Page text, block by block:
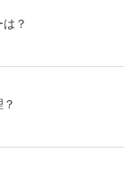
？